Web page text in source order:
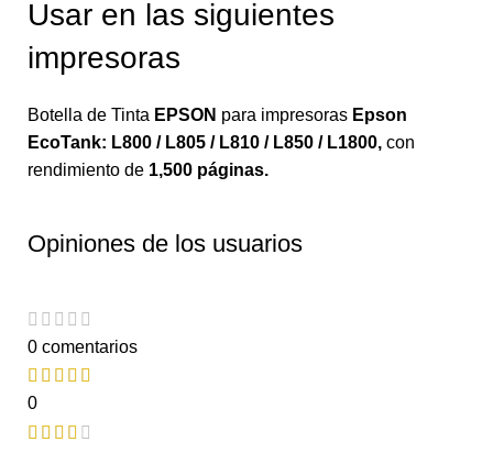
Usar en las siguientes
impresoras
Botella de Tinta EPSON para impresoras Epson
EcoTank: L800 / L805 / L810 / L850 / L1800, con
rendimiento de 1,500 páginas.
Opiniones de los usuarios
0 comentarios
0